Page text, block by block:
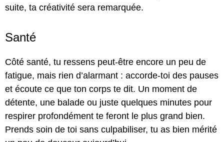
suite, ta créativité sera remarquée.
Santé
Côté santé, tu ressens peut-être encore un peu de
fatigue, mais rien d’alarmant : accorde-toi des pauses
et écoute ce que ton corps te dit. Un moment de
détente, une balade ou juste quelques minutes pour
respirer profondément te feront le plus grand bien.
Prends soin de toi sans culpabiliser, tu as bien mérité